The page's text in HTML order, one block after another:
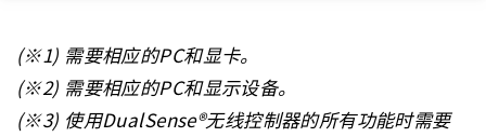
(※1) 需要相应的PC和显卡。
(※2) 需要相应的PC和显示设备。
(※3) 使用DualSense®无线控制器的所有功能时需要